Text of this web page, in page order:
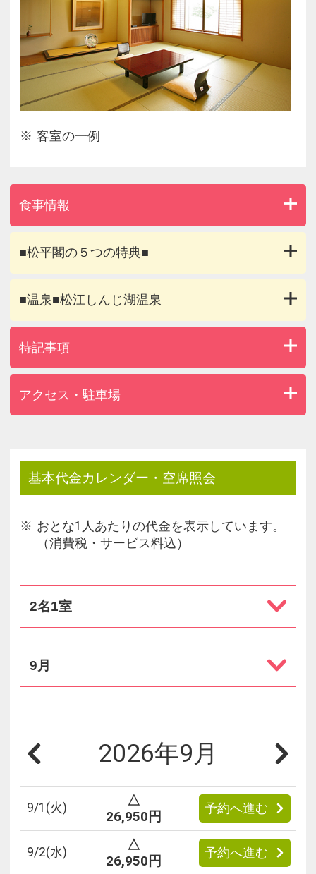
客室の一例
食事情報
■松平閣の５つの特典■
■温泉■松江しんじ湖温泉
特記事項
アクセス・駐車場
基本代金カレンダー・空席照会
おとな1人あたりの代金を表示しています。
（消費税・サービス料込）
2名1室
9月
2026年9月
9/1 (火)
△
26,950円
予約へ進む
9/2(水)
△
26,950円
予約へ進む